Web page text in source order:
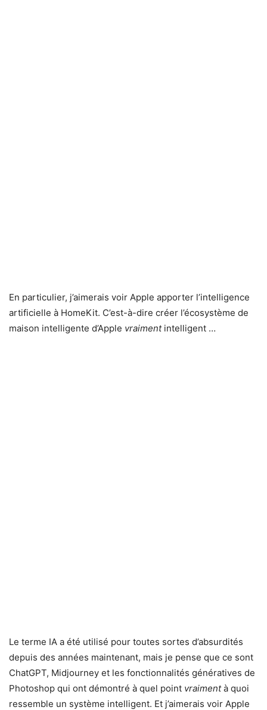
En particulier, j’aimerais voir Apple apporter l’intelligence
artificielle à HomeKit. C’est-à-dire créer l’écosystème de
maison intelligente d’Apple vraimentintelligent …
Le terme IA a été utilisé pour toutes sortes d’absurdités
depuis des années maintenant, mais je pense que ce sont
ChatGPT, Midjourney et les fonctionnalités génératives de
Photoshop qui ont démontré à quel point vraimentà quoi
ressemble un système intelligent. Et j’aimerais voir Apple